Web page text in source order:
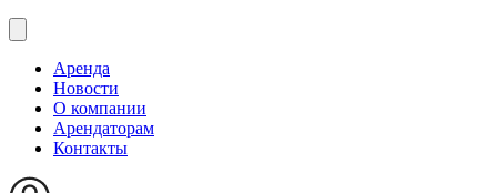
Аренда
Новости
О компании
Арендаторам
Контакты